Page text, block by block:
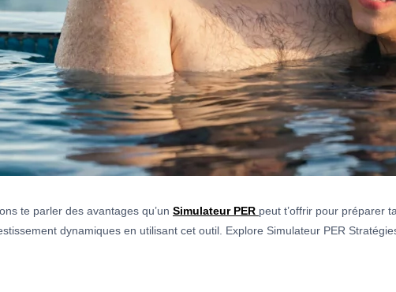
te parler des avantages qu’un Simulateur PER peut t’offrir pour préparer
dynamiques en utilisant cet outil. Explore Simulateur PER